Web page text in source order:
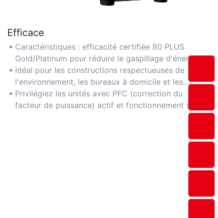
Efficace
Caractéristiques : efficacité certifiée 80 PLUS
Gold/Platinum pour réduire le gaspillage d'énergie et
diminuer les coûts d'électricité.
Idéal pour les constructions respectueuses de
l'environnement, les bureaux à domicile et les
serveurs 24h/24 et 7j/7 nécessitant une faible
consommation d'énergie constante.
Privilégiez les unités avec PFC (correction du
facteur de puissance) actif et fonctionnement semi-